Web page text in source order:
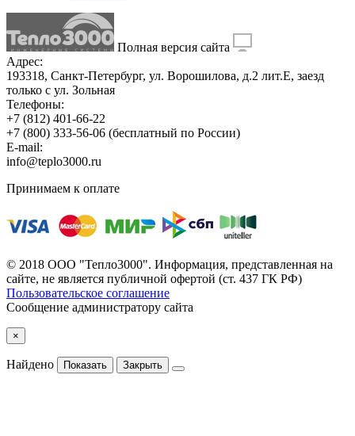
Полная версия сайта
Адрес:
193318, Санкт-Петербург, ул. Ворошилова, д.2 лит.Е, заезд
только с ул. Зольная
Телефоны:
+7 (812) 401-66-22
+7 (800) 333-56-06 (бесплатный по России)
E-mail:
info@teplo3000.ru
Принимаем к оплате
© 2018 ООО "Тепло3000". Информация, представленная на
сайте, не является публичной офертой (ст. 437 ГК РФ)
Пользовательское соглашение
Сообщение администратору сайта
×
Найдено Показать Закрыть